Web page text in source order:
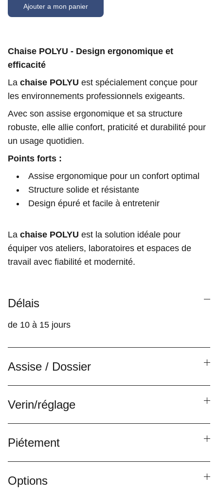
Ajouter a mon panier
Chaise POLYU - Design ergonomique et
efficacité
La chaise POLYU est spécialement conçue pour
les environnements professionnels exigeants.
Avec son assise ergonomique et sa structure
robuste, elle allie confort, praticité et durabilité pour
un usage quotidien.
Points forts :
Assise ergonomique pour un confort optimal
Structure solide et résistante
Design épuré et facile à entretenir
La chaise POLYU est la solution idéale pour
équiper vos ateliers, laboratoires et espaces de
travail avec fiabilité et modernité.
Délais
de 10 à 15 jours
Assise / Dossier
Verin/réglage
Piétement
Options